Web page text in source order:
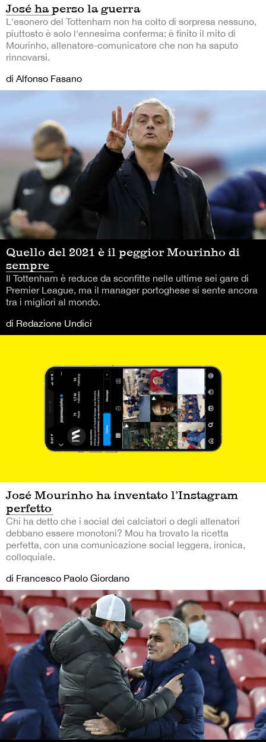
José ha perso la guerra
L'esonero del Tottenham non ha colto di sorpresa nessuno,
piuttosto è solo l'ennesima conferma: è finito il mito di
Mourinho, allenatore-comunicatore che non ha saputo
rinnovarsi.
di Alfonso Fasano
Quello del 2021 è il peggior Mourinho di
sempre
Il Tottenham è reduce da sconfitte nelle ultime sei gare di
Premier League, ma il manager portoghese si sente ancora
tra i migliori al mondo.
di Redazione Undici
José Mourinho ha inventato l’Instagram
perfetto
Chi ha detto che i social dei calciatori o degli allenatori
debbano essere monotoni? Mou ha trovato la ricetta
perfetta, con una comunicazione social leggera, ironica,
colloquiale.
di Francesco Paolo Giordano